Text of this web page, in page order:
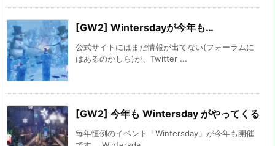
[GW2] Wintersdayが今年も…
公式サイトにはまだ情報が出てない(フォーラムに
はあるのかしら)が、Twitter ...
[GW2] 今年も Wintersday がやってくる
毎年恒例のイベント「Wintersday」が今年も開催